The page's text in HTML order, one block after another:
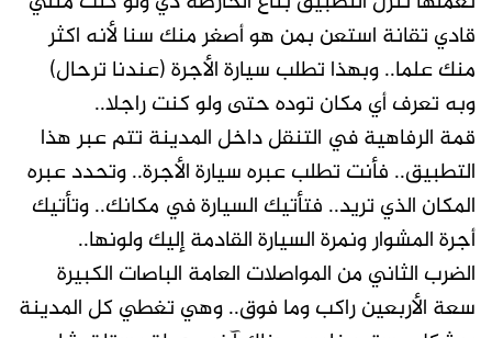
قادي تقانة استعن بمن هو أصغر منك سنا لأنه اكثر
منك علما.. وبهذا تطلب سيارة الأجرة (عندنا ترحال)
وبه تعرف أي مكان توده حتى ولو كنت راجلا..
قمة الرفاهية في التنقل داخل المدينة تتم عبر هذا
التطبيق.. فأنت تطلب عبره سيارة الأجرة.. وتحدد عبره
المكان الذي تريد.. فتأتيك السيارة في مكانك.. وتأتيك
أجرة المشوار ونمرة السيارة القادمة إليك ولونها..
الضرب الثاني من المواصلات العامة الباصات الكبيرة
سعة الأربعين راكب وما فوق.. وهي تغطي كل المدينة